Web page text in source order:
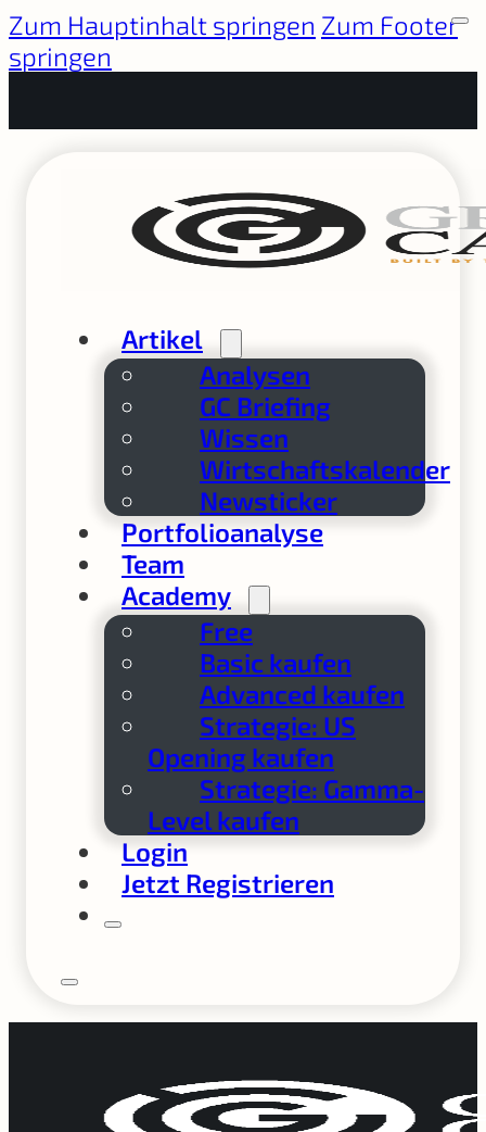
Zum Hauptinhalt springen Zum Footer
springen
Artikel
Analysen
GC Briefing
Wissen
Wirtschaftskalender
Newsticker
Portfolioanalyse
Team
Academy
Free
Basic kaufen
Advanced kaufen
Strategie: US
Opening kaufen
Strategie: Gamma-
Level kaufen
Login
Jetzt Registrieren